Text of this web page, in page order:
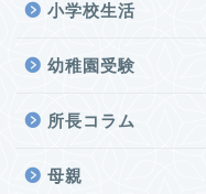
小学校生活
幼稚園受験
所長コラム
母親